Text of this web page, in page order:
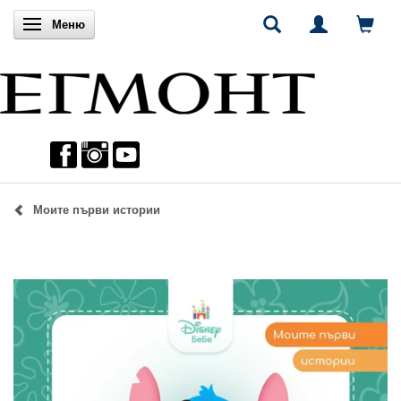
Включи навигацията
Меню
Моите първи истории